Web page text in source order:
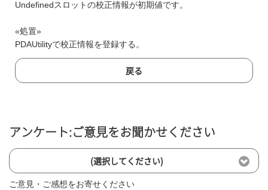
Undefinedスロットの校正情報が初期値です。
«処置»
PDAUtilityで校正情報を登録する。
戻る
アンケート:ご意見をお聞かせください
(選択してください)
ご意見・ご感想をお寄せください